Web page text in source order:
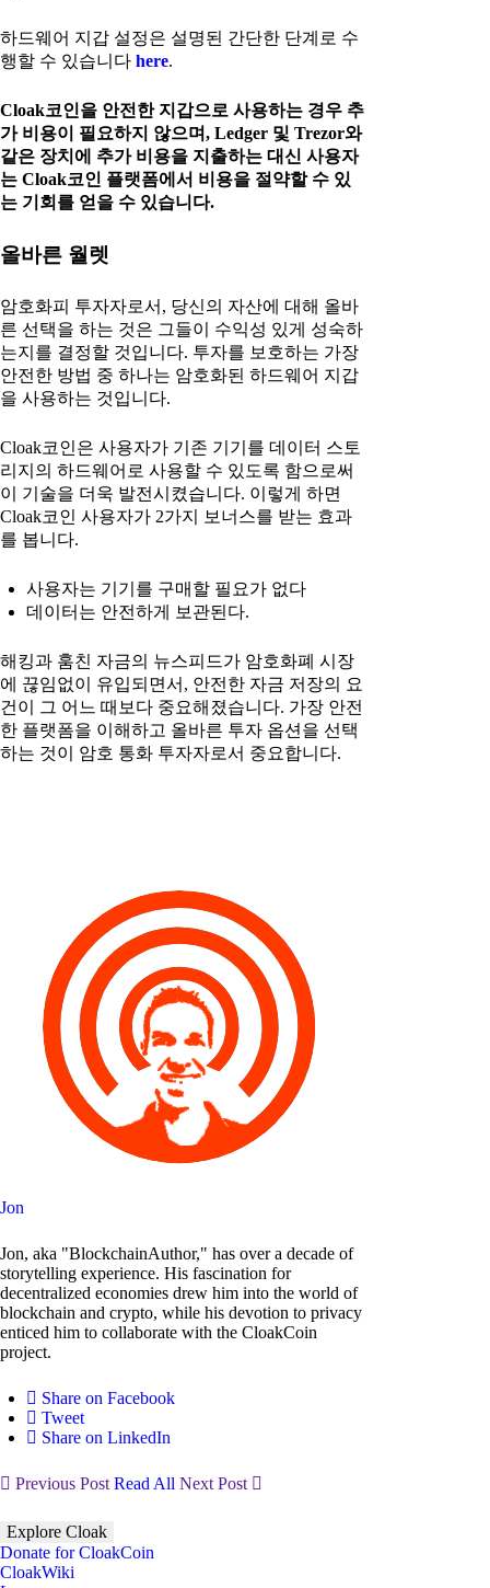
하드웨어 지갑 설정은 설명된 간단한 단계로 수
행할 수 있습니다 here.
Cloak코인을 안전한 지갑으로 사용하는 경우 추
가 비용이 필요하지 않으며, Ledger 및 Trezor와
같은 장치에 추가 비용을 지출하는 대신 사용자
는 Cloak코인 플랫폼에서 비용을 절약할 수 있
는 기회를 얻을 수 있습니다.
올바른 월렛
암호화피 투자자로서, 당신의 자산에 대해 올바
른 선택을 하는 것은 그들이 수익성 있게 성숙하
는지를 결정할 것입니다. 투자를 보호하는 가장
안전한 방법 중 하나는 암호화된 하드웨어 지갑
을 사용하는 것입니다.
Cloak코인은 사용자가 기존 기기를 데이터 스토
리지의 하드웨어로 사용할 수 있도록 함으로써
이 기술을 더욱 발전시켰습니다. 이렇게 하면
Cloak코인 사용자가 2가지 보너스를 받는 효과
를 봅니다.
사용자는 기기를 구매할 필요가 없다
데이터는 안전하게 보관된다.
해킹과 훔친 자금의 뉴스피드가 암호화폐 시장
에 끊임없이 유입되면서, 안전한 자금 저장의 요
건이 그 어느 때보다 중요해졌습니다. 가장 안전
한 플랫폼을 이해하고 올바른 투자 옵션을 선택
하는 것이 암호 통화 투자자로서 중요합니다.
Jon
Jon, aka "BlockchainAuthor," has over a decade of
storytelling experience. His fascination for
decentralized economies drew him into the world of
blockchain and crypto, while his devotion to privacy
enticed him to collaborate with the CloakCoin
project.
Share on Facebook
Tweet
Share on LinkedIn
Previous PostRead All Next Post
Explore Cloak
Donate for CloakCoin
CloakWiki